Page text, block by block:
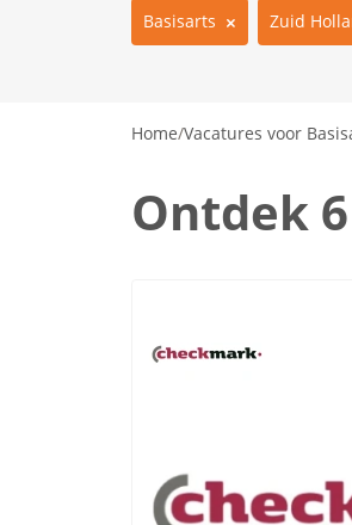
Basisarts Zuid
Home/Vacatures voor
Ontdek